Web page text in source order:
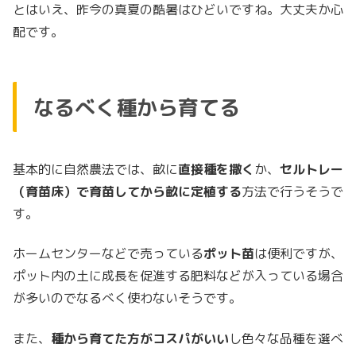
とはいえ、昨今の真夏の酷暑はひどいですね。大丈夫か心
配です。
なるべく種から育てる
基本的に自然農法では、畝に直接種を撒く か、 セルトレー
（育苗床）で育苗してから畝に定植する方法で行うそうで
す。
ホームセンターなどで売っているポット苗は便利ですが、
ポット内の土に成長を促進する肥料などが入っている場合
が多いのでなるべく使わないそうです。
また、 種から育てた方がコスパがいいし色々な品種を選べ